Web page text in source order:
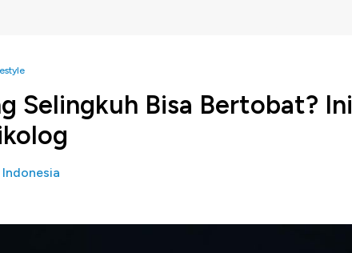
Selingkuh Bisa Bertobat? Ini
Indonesia